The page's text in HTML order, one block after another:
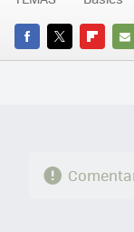
FACEBOOK
TWITTER
E-